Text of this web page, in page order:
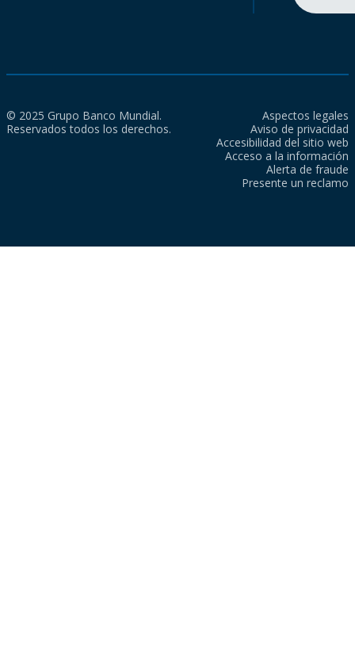
© 2025 Grupo Banco Mundial.
Reservados todos los derechos.
Aspectos legales
Aviso de privacidad
Accesibilidad del sitio web
Acceso a la información
Alerta de fraude
Presente un reclamo